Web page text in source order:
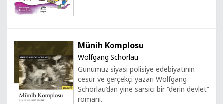
Münih Komplosu
Wolfgang Schorlau
Günümüz siyasi polisiye edebiyatının
cesur ve gerçekçi yazarı Wolfgang
Schorlau’dan yine sarsıcı bir “derin devlet”
romanı.